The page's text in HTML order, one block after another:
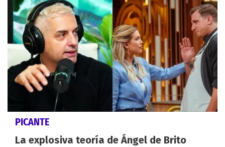
PICANTE
La explosiva teoría de Ángel de Brito